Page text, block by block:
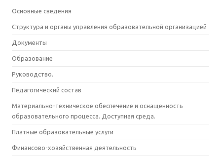
Основные сведения
Структура и органы управления образовательной организацией
Документы
Образование
Руководство.
Педагогический состав
Материально-техническое обеспечение и оснащенность
образовательного процесса. Доступная среда.
Платные образовательные услуги
Финансово-хозяйственная деятельность